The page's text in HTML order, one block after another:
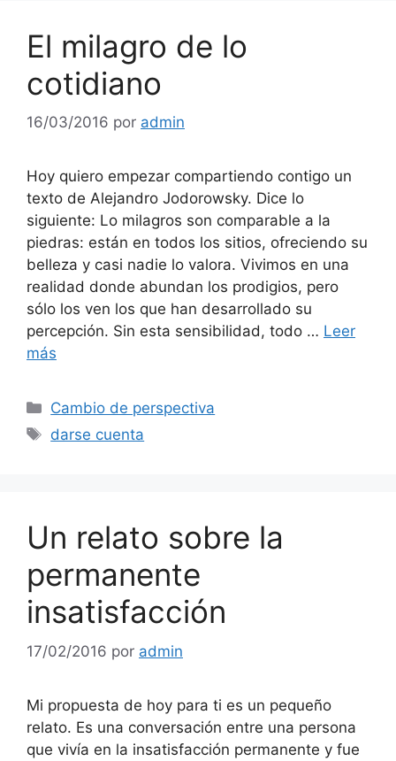
El milagro de lo
cotidiano
16/03/2016 por admin
Hoy quiero empezar compartiendo contigo un
texto de Alejandro Jodorowsky. Dice lo
siguiente: Lo milagros son comparable a la
piedras: están en todos los sitios, ofreciendo su
belleza y casi nadie lo valora. Vivimos en una
realidad donde abundan los prodigios, pero
sólo los ven los que han desarrollado su
percepción. Sin esta sensibilidad, todo … Leer
más
Categorías
Cambio de perspectiva
Etiquetas
darse cuenta
Un relato sobre la
permanente
insatisfacción
17/02/2016 por admin
Mi propuesta de hoy para ti es un pequeño
relato. Es una conversación entre una persona
que vivía en la insatisfacción permanente y fue